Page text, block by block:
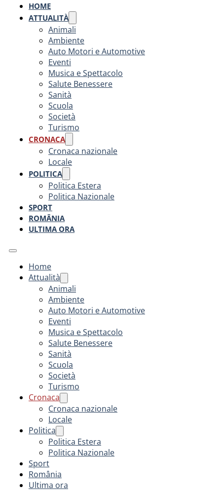
HOME
ATTUALITÀ
Animali
Ambiente
Auto Motori e Automotive
Eventi
Musica e Spettacolo
Salute Benessere
Sanità
Scuola
Società
Turismo
CRONACA
Cronaca nazionale
Locale
POLITICA
Politica Estera
Politica Nazionale
SPORT
ROMÂNIA
ULTIMA ORA
Home
Attualità
Animali
Ambiente
Auto Motori e Automotive
Eventi
Musica e Spettacolo
Salute Benessere
Sanità
Scuola
Società
Turismo
Cronaca
Cronaca nazionale
Locale
Politica
Politica Estera
Politica Nazionale
Sport
România
Ultima ora